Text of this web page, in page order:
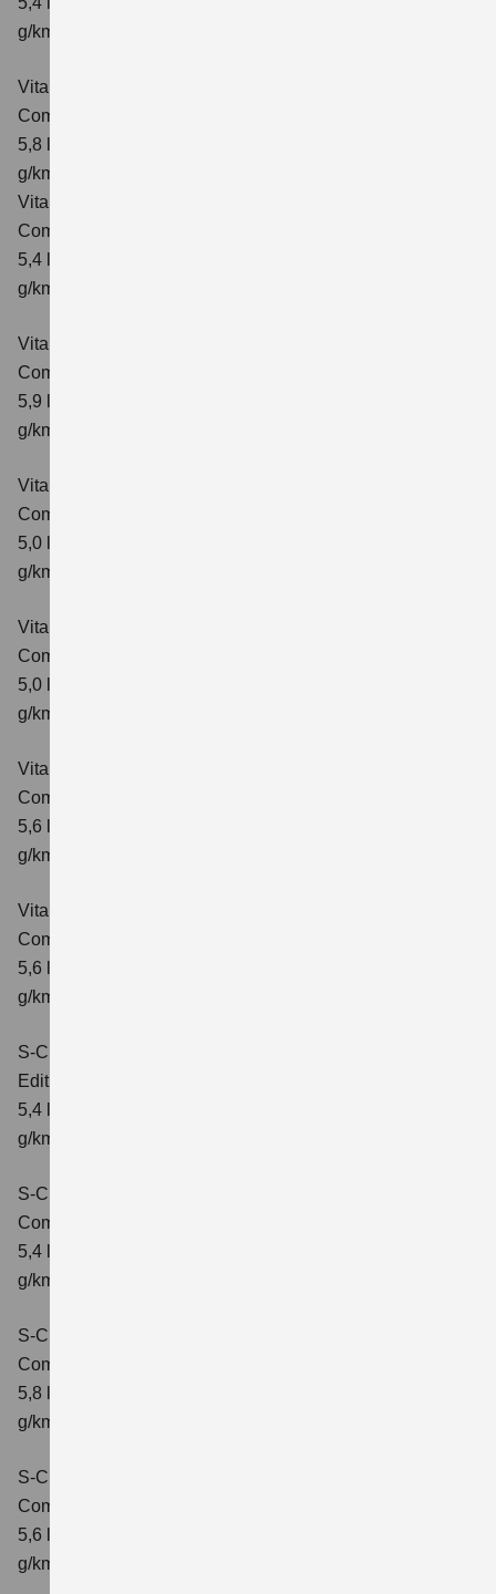
g/km; CO₂-Klasse: D
Vitara 1.4 BOOSTERJET HYBRID ALLGRIP AT
Comfort
5,8 l/100 km; kombinierter Wert der CO₂-Emission: 137
g/km; CO₂-Klasse: E
Vitara 1.4 BOOSTERJET HYBRID ALLGRIP
Comfort+ Verbrauchswerte: kombinierter Energieverbrauch
5,4 l/100km; kombinierter Wert der CO₂-Emission: 129
g/km; CO₂-Klasse: D
Vitara 1.4 BOOSTERJET HYBRID ALLGRIP AT
Comfort+
5,9 l/100 km; kombinierter Wert der CO₂-Emission: 138
g/km; CO₂-Klasse: E
Vitara 1.5 DUALJET HYBRID AGS
Comfort
5,0 l/100km; kombinierter Wert der CO₂-Emission: 113
g/km; CO₂-Klasse: C
Vitara 1.5 DUALJET HYBRID AGS
Comfort+
5,0 l/100km; kombinierter Wert der CO₂-Emission: 114
g/km; CO₂-Klasse: C
Vitara 1.5 DUALJET HYBRID ALLGRIP AGS
Comfort
5,6 l/100km; kombinierter Wert der CO₂-Emission: 126
g/km; CO₂-Klasse: D
Vitara 1.5 DUALJET HYBRID ALLGRIP AGS
Comfort+
5,6 l/100km; kombinierter Wert der CO₂-Emission: 127
g/km; CO₂-Klasse: D
S-Cross 1.4 BOOSTERJET HYBRID
Edition
5,4 l/100 km; kombinierter Wert der CO2-Emission: 121
g/km; CO2-Klasse: D
S-Cross 1.4 BOOSTERJET HYBRID
Comfort
5,4 l/100 km; kombinierter Wert der CO2-Emission: 121
g/km; CO2-Klasse: D
S-Cross 1.4 BOOSTERJET HYBRID AT
Comfort
5,8 l/100 km; kombinierter Wert der CO2-Emission: 132
g/km; CO2-Klasse: D
S-Cross 1.4 BOOSTERJET HYBRID ALLGRIP
Comfort
5,6 l/100 km; kombinierter Wert der CO2-Emission: 131
g/km; CO2-Klasse: D